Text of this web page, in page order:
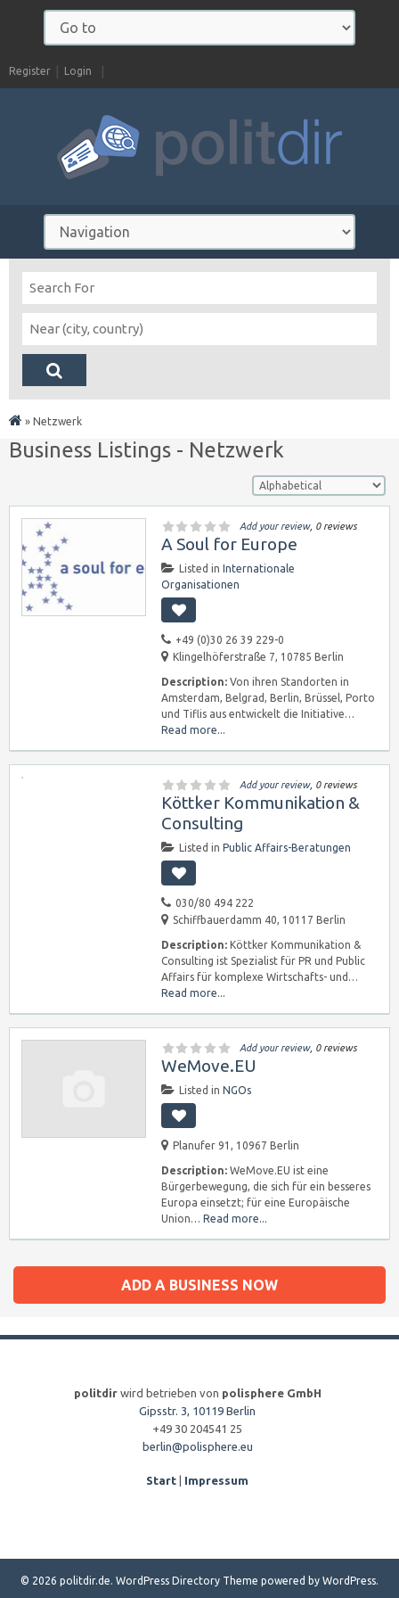
Register Login
» Netzwerk
Business Listings - Netzwerk
Add your review, 0 reviews
A Soul for Europe
Listed in Internationale
Organisationen
+49 (0)30 26 39 229-0
Klingelhöferstraße 7, 10785 Berlin
Description: Von ihren Standorten in
Amsterdam, Belgrad, Berlin, Brüssel, Porto
und Tiflis aus entwickelt die Initiative…
Read more...
Add your review, 0 reviews
Köttker Kommunikation &
Consulting
Listed in Public Affairs-Beratungen
030/80 494 222
Schiffbauerdamm 40, 10117 Berlin
Description: Köttker Kommunikation &
Consulting ist Spezialist für PR und Public
Affairs für komplexe Wirtschafts- und…
Read more...
Add your review, 0 reviews
WeMove.EU
Listed in NGOs
Planufer 91, 10967 Berlin
Description: WeMove.EU ist eine
Bürgerbewegung, die sich für ein besseres
Europa einsetzt; für eine Europäische
Union… Read more...
ADD A BUSINESS NOW
politdirwird betrieben von polisphere GmbH
Gipsstr. 3, 10119 Berlin
+49 30 204541 25
berlin@polisphere.eu
Start Impressum
© 2026 politdir.de. WordPress Directory Theme powered by WordPress.